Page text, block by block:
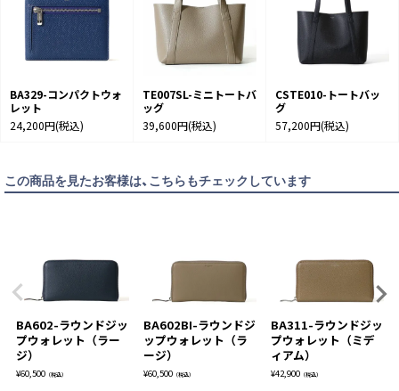
BA329-コンパクトウォ
レット
24,200円(税込)
TE007SL-ミニトートバ
ッグ
39,600円(税込)
CSTE010-トートバッ
グ
57,200円(税込)
この商品を見たお客様は、こちらもチェックしています
BA602-ラウンドジッ
プウォレット（ラー
ジ）
¥60,500 （税込）
BA602BI-ラウンドジ
ップウォレット（ラ
ージ）
¥60,500 （税込）
BA311-ラウンドジッ
プウォレット（ミデ
ィアム）
¥42,900 （税込）